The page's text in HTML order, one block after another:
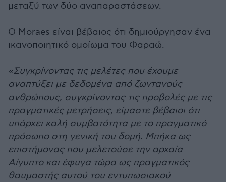
μεταξύ των δύο αναπαραστάσεων.
Ο Moraes είναι βέβαιος ότι δημιούργησαν ένα
ικανοποιητικό ομοίωμα του Φαραώ.
«Συγκρίνοντας τις μελέτες που έχουμε
αναπτύξει με δεδομένα από ζωντανούς
ανθρώπους, συγκρίνοντας τις προβολές με τις
πραγματικές μετρήσεις, είμαστε βέβαιοι ότι
υπάρχει καλή συμβατότητα με το πραγματικό
πρόσωπο στη γενική του δομή. Μπήκα ως
επιστήμονας που μελετούσε την αρχαία
Αίγυπτο και έφυγα τώρα ως πραγματικός
θαυμαστής αυτού του εντυπωσιακού